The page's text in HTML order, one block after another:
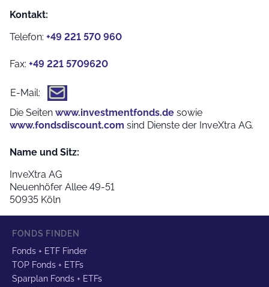
Kontakt:
Telefon: +49 221 570 960
Fax: +49 221 5709620
E-Mail:
Die Seiten www.investmentfonds.de sowie
www.fondsdiscount.com sind Dienste der InveXtra AG.
Name und Sitz:
InveXtra AG
Neuenhöfer Allee 49-51
50935 Köln
FONDS FINDEN
Fonds + ETF Finder
TOP Fonds + ETFs
Sparplan Fonds + ETFs